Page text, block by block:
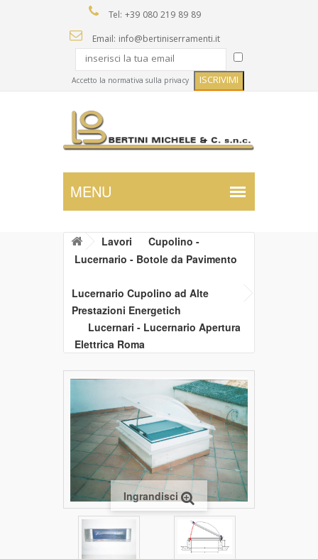
Tel: +39 080 219 89 89
Email: info@bertiniserramenti.it
Accetto la normativa sulla privacy
Lavori
Cupolino -
Lucernario - Botole da Pavimento
Lucernario Cupolino ad Alte
Prestazioni Energetich
Lucernari - Lucernario Apertura
Elettrica Roma
Ingrandisci